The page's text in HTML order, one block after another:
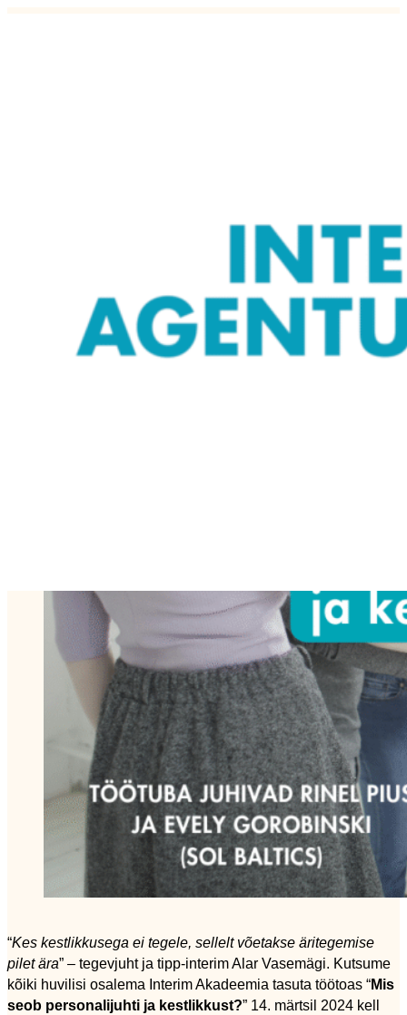
“Kes kestlikkusega ei tegele, sellelt võetakse äritegemise
pilet ära” – tegevjuht ja tipp-interim Alar Vasemägi. Kutsume
kõiki huvilisi osalema Interim Akadeemia tasuta töötoas “Mis
seob personalijuhti ja kestlikkust?” 14. märtsil 2024 kell